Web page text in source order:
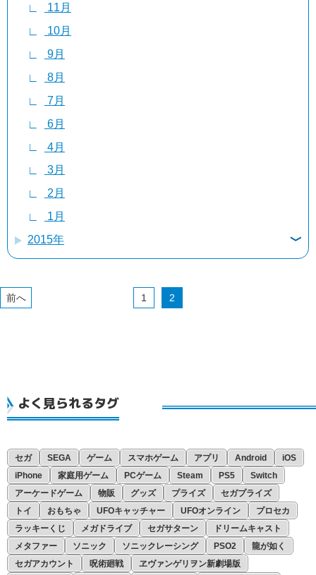
1月
5月
4月
3月
2月
1月
6月
5月
4月
3月
2月
1月
2月
1月
8月
7月
6月
4月
3月
2月
1月
9月
8月
7月
6月
5月
4月
3月
2月
1月
10月
9月
8月
7月
6月
5月
4月
3月
2月
1月
11月
10月
9月
8月
7月
6月
4月
3月
2月
1月
2015年
12月
4月
1 2
よく見られるタグ
セガ SEGA ゲーム スマホゲーム アプリ Android
iOS
iPhone
家庭用ゲーム PCゲーム Steam PS5
Switch
アーケードゲーム
物販 グッズ プライズ
セガプライズ
トイ
おもちゃ UFOキャッチャー UFOオンライン
プロセカ
ラッキーくじ
メガドライブ セガサターン
ドリームキャスト
メタファー
ソニック ソニックレーシング PSO2
龍が如く
セガアカウント
呪術廻戦
ヱヴァンゲリヲン新劇場版